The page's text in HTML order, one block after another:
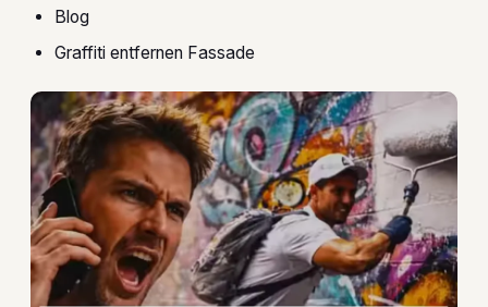
Blog
Graffiti entfernen Fassade